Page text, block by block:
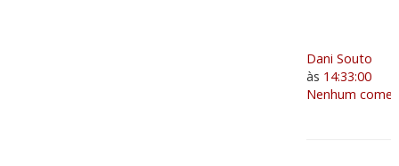
Dani Souto
às 14:33:00
Nenhum